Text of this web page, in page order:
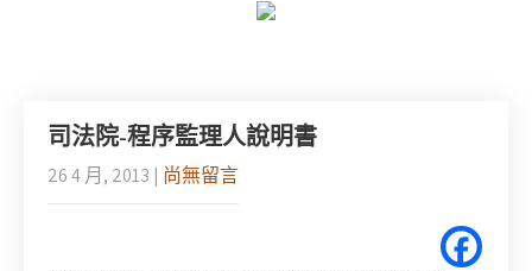
司法院-程序監理人說明書
26 4 月, 2013 | 尚無留言